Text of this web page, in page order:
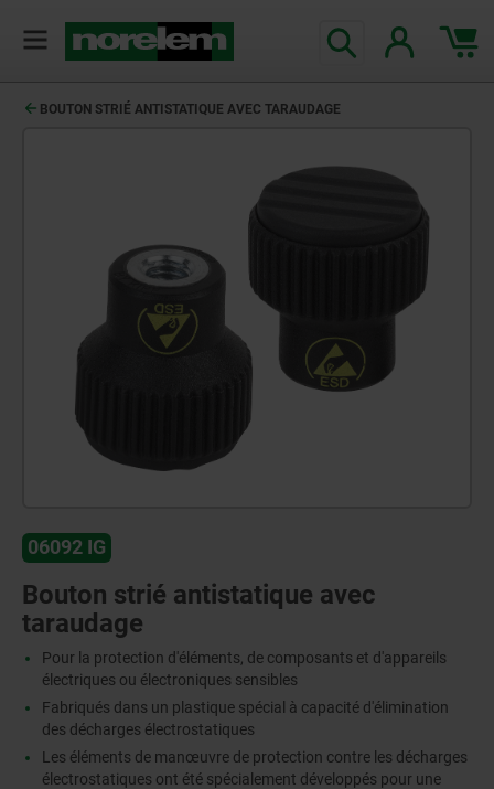
BOUTON STRIÉ ANTISTATIQUE AVEC TARAUDAGE
06092 IG
Bouton strié antistatique avec
taraudage
Pour la protection d'éléments, de composants et d'appareils
électriques ou électroniques sensibles
Fabriqués dans un plastique spécial à capacité d'élimination
des décharges électrostatiques
Les éléments de manœuvre de protection contre les décharges
électrostatiques ont été spécialement développés pour une